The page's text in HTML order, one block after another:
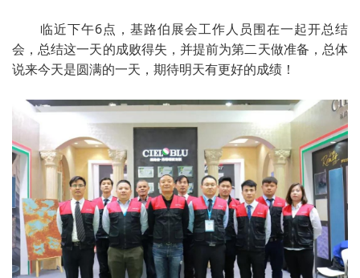
临近下午6点，基路伯展会工作人员围在一起开总结
会，总结这一天的成败得失，并提前为第二天做准备，总体
说来今天是圆满的一天，期待明天有更好的成绩！